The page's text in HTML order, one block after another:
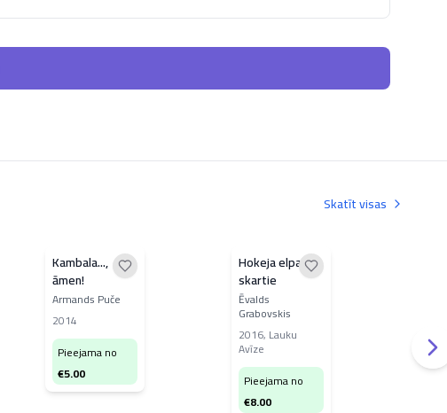
Skatīt visas
Kambala...,
āmen!
Armands Puče
2014
Pieejama no
€5.00
Hokeja elpas
skartie
Ēvalds
Grabovskis
2016, Lauku
Avīze
Pieejama no
€8.00
€